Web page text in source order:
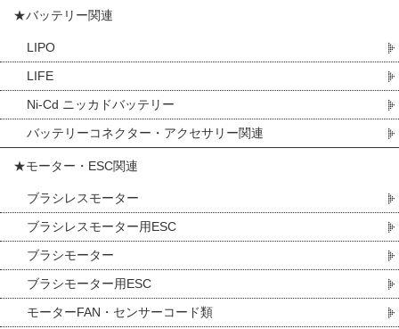
★バッテリー関連
LIPO
LIFE
Ni-Cd ニッカドバッテリー
バッテリーコネクター・アクセサリー関連
★モーター・ESC関連
ブラシレスモーター
ブラシレスモーター用ESC
ブラシモーター
ブラシモーター用ESC
モーターFAN・センサーコード類